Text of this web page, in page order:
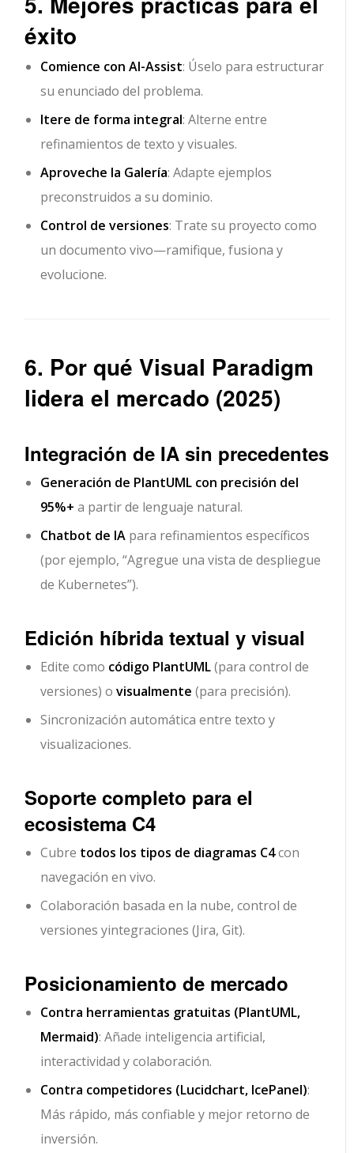
éxito
Comience con AI-Assist: Úselo para estructurar
su enunciado del problema.
Itere de forma integral: Alterne entre
refinamientos de texto y visuales.
Aproveche la Galería: Adapte ejemplos
preconstruidos a su dominio.
Control de versiones: Trate su proyecto como
un documento vivo—ramifique, fusiona y
evolucione.
6. Por qué Visual Paradigm
lidera el mercado (2025)
Integración de IA sin precedentes
Generación de PlantUML con precisión del
95%+ a partir de lenguaje natural.
Chatbot de IA para refinamientos específicos
(por ejemplo, “Agregue una vista de despliegue
de Kubernetes”).
Edición híbrida textual y visual
Edite como código PlantUML(para control de
versiones) ovisualmente (para precisión).
Sincronización automática entre texto y
visualizaciones.
Soporte completo para el
ecosistema C4
Cubre todos los tipos de diagramas C4con
navegación en vivo.
Colaboración basada en la nube, control de
versiones yintegraciones (Jira, Git).
Posicionamiento de mercado
Contra herramientas gratuitas (PlantUML,
Mermaid): Añade inteligencia artificial,
interactividad y colaboración.
Contra competidores (Lucidchart, IcePanel):
Más rápido, más confiable y mejor retorno de
inversión.